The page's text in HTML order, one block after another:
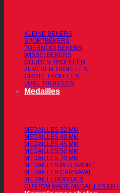
KLEINE BEKERS
SPORTBEKERS
TOERNOOI BEKERS
WISSELBEKERS
GOUDEN TROFEEËN
ZILVEREN TROFEEËN
GROTE TROFEEËN
LUXE TROFEEËN
Medailles
MEDAILLES 32 MM
MEDAILLES 40 MM
MEDAILLES 45 MM
MEDAILLES 50 MM
MEDAILLES 70 MM
MEDAILLES PER SPORT
MEDAILLES CARNAVAL
MEDAILLEDOOSJES
CUSTOM MADE MEDAILLES EN